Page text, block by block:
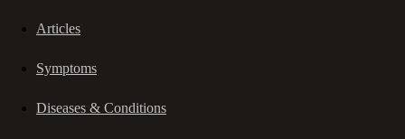
Articles
Symptoms
Diseases & Conditions